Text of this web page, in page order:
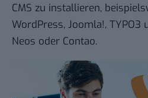
CMS zu installieren,
WordPress, Joomla!,
Neos oder Contao.